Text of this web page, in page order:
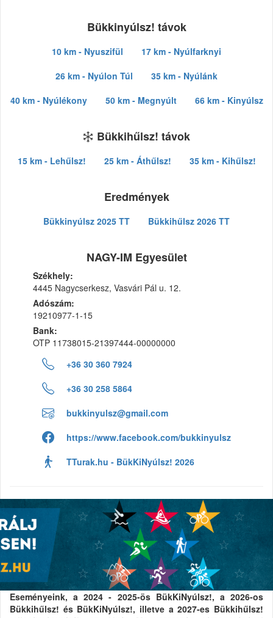
Bükkinyúlsz! távok
10 km - Nyuszifül
17 km - Nyúlfarknyi
26 km - Nyúlon Túl
35 km - Nyúlánk
40 km - Nyúlékony
50 km - Megnyúlt 66 km - Kinyúlsz
Bükkihűlsz! távok
15 km - Lehűlsz! 25 km - Áthűlsz! 35 km - Kihűlsz!
Eredmények
Bükkinyúlsz 2025 TT Bükkihűlsz 2026 TT
NAGY-IM Egyesület
Székhely:
4445 Nagycserkesz, Vasvári Pál u. 12.
Adószám:
19210977-1-15
Bank:
OTP 11738015-21397444-00000000
+36 30 360 7924
+36 30 258 5864
bukkinyulsz@gmail.com
https://www.facebook.com/bukkinyulsz
TTurak.hu - BükKiNyúlsz! 2026
Eseményeink, a 2024 - 2025-ös BükKiNyúlsz!, a 2026-os
Bükkihűlsz! és BükKiNyúlsz!, illetve a 2027-es Bükkihűlsz!